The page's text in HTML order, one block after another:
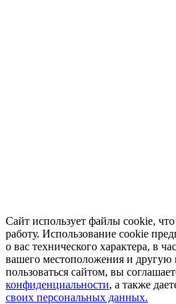
Сайт использует файлы cookie,
работу. Использование cookie
о вас технического характера, в
вашего местоположения и
пользоваться сайтом, вы
конфиденциальности, а также
своих персональных данных.